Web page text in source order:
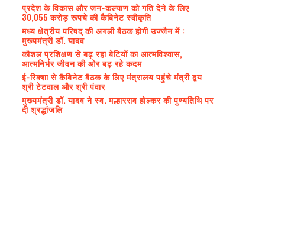
प्रदेश के विकास और जन-कल्याण को गति देने के लिए
30,055 करोड़ रूपये की कैबिनेट स्वीकृति
मध्य क्षेत्रीय परिषद् की अगली बैठक होगी उज्जैन में :
मुख्यमंत्री डॉ. यादव
कौशल प्रशिक्षण से बढ़ रहा बेटियों का आत्मविश्वास,
आत्मनिर्भर जीवन की ओर बढ़ रहे कदम
ई-रिक्शा से कैबिनेट बैठक के लिए मंत्रालय पहुंचे मंत्री द्वय
श्री टेटवाल और श्री पंवार
मुख्यमंत्री डॉ. यादव ने स्व. मल्हारराव होल्कर की पुण्यतिथि पर
दी श्रद्धांजलि